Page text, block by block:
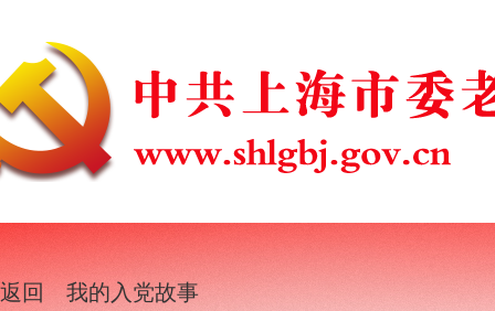
返回 我的入党故事